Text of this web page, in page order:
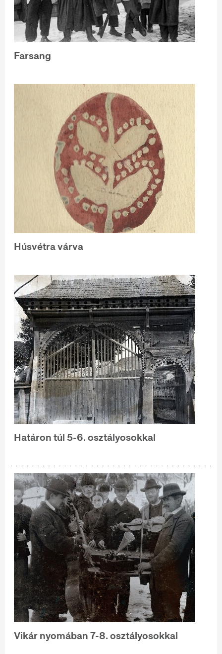
Farsang
Húsvétra várva
Határon túl 5-6. osztályosokkal
Vikár nyomában 7-8. osztályosokkal